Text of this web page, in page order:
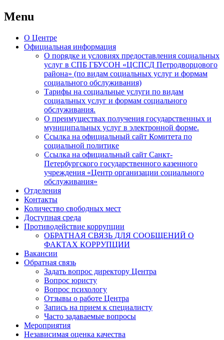
Menu
Skip
О Центре
Официальная информация
О порядке и условиях предоставления социальных
услуг в СПБ ГБУСОН «ЦСПСД Петродворцового
района» (по видам социальных услуг и формам
социального обслуживания)
Тарифы на социальные услуги по видам
социальных услуг и формам социального
обслуживания.
О преимуществах получения государственных и
муниципальных услуг в электронной форме.
Ссылка на официальный сайт Комитета по
социальной политике
Ссылка на официальный сайт Санкт-
Петербургского государственного казенного
учреждения «Центр организации социального
обслуживания»
Отделения
Контакты
Количество свободных мест
Доступная среда
Противодействие коррупции
ОБРАТНАЯ СВЯЗЬ ДЛЯ СООБЩЕНИЙ О
ФАКТАХ КОРРУПЦИИ
Вакансии
Обратная связь
Задать вопрос директору Центра
Вопрос юристу
Вопрос психологу
Отзывы о работе Центра
Запись на прием к специалисту
Часто задаваемые вопросы
Мероприятия
Независимая оценка качества